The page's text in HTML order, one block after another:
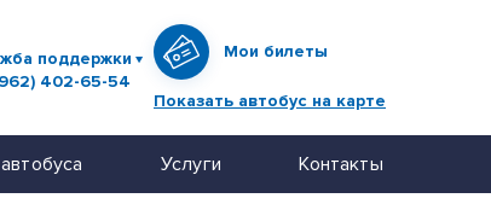
поддержки
402-65-54
Мои билеты
Показать автобус на карте
Услуги Контакты